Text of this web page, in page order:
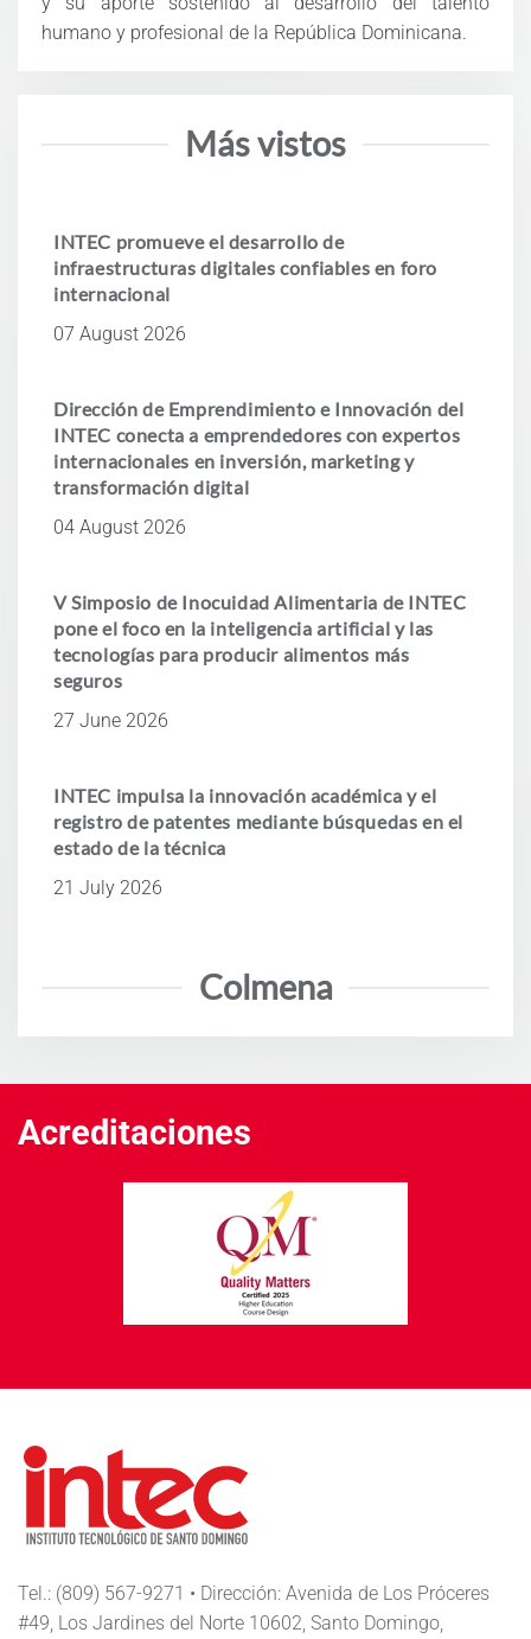
humano y profesional de la República Dominicana.
Más vistos
INTEC promueve el desarrollo de
infraestructuras digitales confiables en foro
internacional
07 August 2026
Dirección de Emprendimiento e Innovación del
INTEC conecta a emprendedores con expertos
internacionales en inversión, marketing y
transformación digital
04 August 2026
V Simposio de Inocuidad Alimentaria de INTEC
pone el foco en la inteligencia artificial y las
tecnologías para producir alimentos más
seguros
27 June 2026
INTEC impulsa la innovación académica y el
registro de patentes mediante búsquedas en el
estado de la técnica
21 July 2026
Colmena
Acreditaciones
Tel.: (809) 567-9271 • Dirección: Avenida de Los Próceres
#49, Los Jardines del Norte 10602, Santo Domingo,